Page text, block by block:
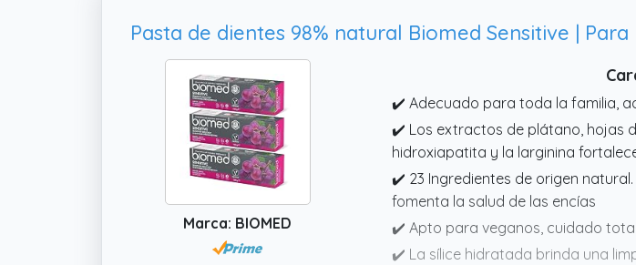
Marca: BIOMED
✔️ Adecuado para toda la familia,
✔️ Los extractos de plátano, hojas
hidroxiapatita y la larginina
✔️ 23 Ingredientes de origen
fomenta la salud de las encías
✔️ Apto para veganos, cuidado
✔️ La sílice hidratada brinda una